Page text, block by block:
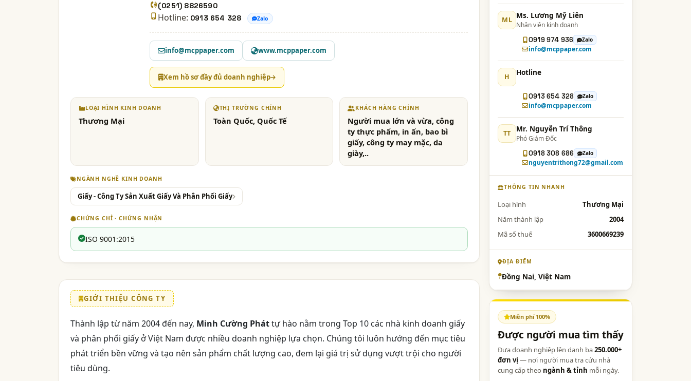
(0251) 8826590
Hotline: 0913 654 328 Zalo
info@mcppaper.com www.mcppaper.com
Xem hồ sơ đầy đủ doanh nghiệp
LOẠI HÌNH KINH DOANH
Thương Mại
THỊ TRƯỜNG CHÍNH
Toàn Quốc, Quốc Tế
KHÁCH HÀNG CHÍNH
Người mua lớn và vừa, công
ty thực phẩm, in ấn, bao bì
giấy, công ty may mặc, da
giày,..
NGÀNH NGHỀ KINH DOANH
Giấy - Công Ty Sản Xuất Giấy Và Phân Phối Giấy
CHỨNG CHỈ · CHỨNG NHẬN
ISO 9001:2015
GIỚI THIỆU CÔNG TY
Thành lập từ năm 2004 đến nay, Minh Cường Pháttự hào nằm trong Top 10 các nhà kinh doanh giấy
và phân phối giấy ở Việt Nam được nhiều doanh nghiệp lựa chọn. Chúng tôi luôn hướng đến mục tiêu
phát triển bền vững và tạo nên sản phẩm chất lượng cao, đem lại giá trị sử dụng vượt trội cho người
tiêu dùng.
ML Ms. Lương Mỹ Liên
Nhân viên kinh doanh
0919 974 936
Zalo
info@mcppaper.com
H Hotline
0913 654 328 Zalo
info@mcppaper.com
TT Mr. Nguyễn Trí Thông
Phó Giám Đốc
0918 308 686
Zalo
nguyentrithong72@gmail.com
THÔNG TIN NHANH
Loại hình
Thương Mại
Năm thành lập
2004
Mã số thuế
3600669239
ĐỊA ĐIỂM
Đồng Nai, Việt Nam
Miễn phí 100%
Được người mua tìm thấy
Đưa doanh nghiệp lên danh bạ250.000+
đơn vị — nơi người mua tra cứu nhà
cung cấp theo ngành & tỉnh mỗi ngày.